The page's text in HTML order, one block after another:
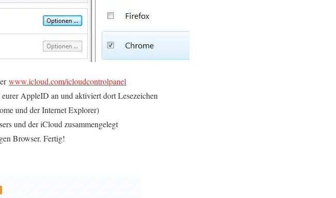
www.icloud.com/icloudcontrolpanel
AppleID an und aktiviert dort Lesezeichen
und der Internet Explorer)
und der iCloud zusammengelegt
Browser. Fertig!